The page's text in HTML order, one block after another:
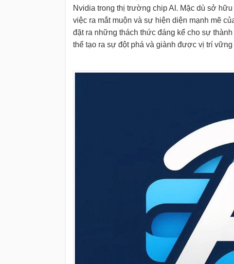
Nvidia trong thị trường chip AI. Mặc dù sở
việc ra mắt muộn và sự hiện diện mạnh mẽ
đặt ra những thách thức đáng kể cho sự
thể tạo ra sự đột phá và giành được vị trí